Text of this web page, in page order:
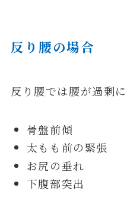
反り腰の場合
反り腰では腰が過剰
骨盤前傾
太もも前の緊張
お尻の垂れ
下腹部突出